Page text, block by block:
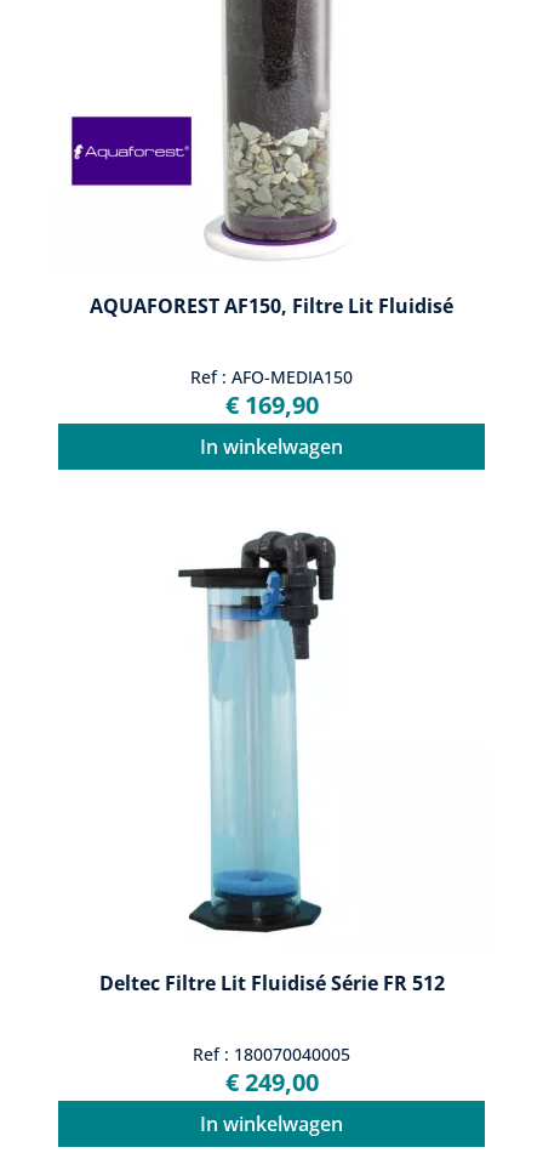
AQUAFOREST AF150, Filtre Lit Fluidisé
Ref : AFO-MEDIA150
€ 169,90
In winkelwagen
Deltec Filtre Lit Fluidisé Série FR 512
Ref : 180070040005
€ 249,00
In winkelwagen